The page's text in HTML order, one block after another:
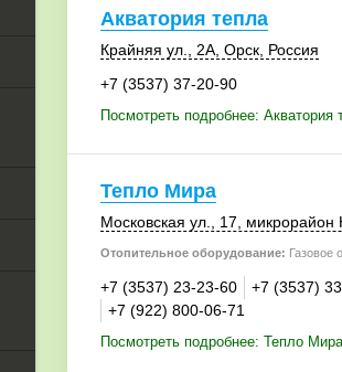
Акватория тепла
Крайняя ул., 2А, Орск, Россия
+7 (3537) 37-20-90
Посмотреть подробнее: Акватория
Тепло Мира
Московская ул., 17 , микрорайон
Отопительное оборудование: Газовое
+7 (3537) 23-23-60
+7 (3537)
+7 (922) 800-06-71
Посмотреть подробнее: Тепло Мира